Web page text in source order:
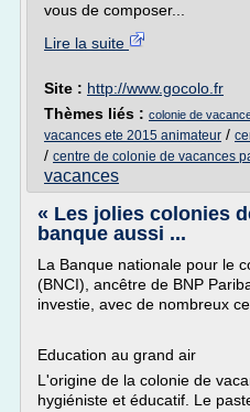
vous de composer...
Lire la suite
Site : http://www.gocolo.fr
Thèmes liés : colonie de
vacances ete 2015 animateur /
/ centre de colonie de vacances
vacances
« Les jolies colonies
banque aussi ...
La Banque nationale pour le
(BNCI), ancêtre de BNP
investie, avec de nombreux
Education au grand air
L'origine de la colonie de
hygiéniste et éducatif. Le